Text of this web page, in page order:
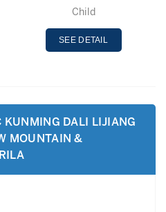
Child
SEE DETAIL
KUNMING DALI LIJIANG
MOUNTAIN &